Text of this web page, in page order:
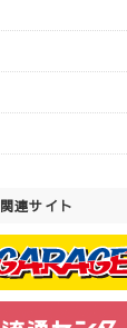
関連サイト